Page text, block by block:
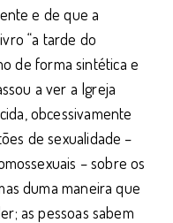
e de que a
“a tarde do
de forma sintética e
a ver a Igreja
obcessivamente
de sexualidade –
– sobre os
duma maneira que
as pessoas sabem